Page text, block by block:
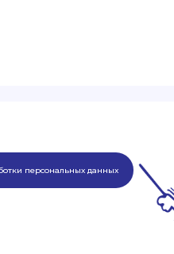
персональных данных